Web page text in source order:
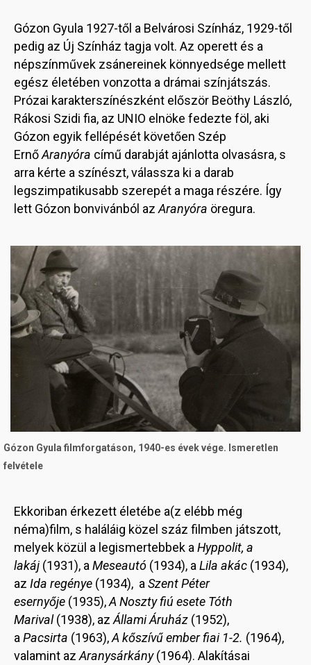
Gózon Gyula 1927-től a Belvárosi Színház, 1929-től
pedig az Új Színház tagja volt. Az operett és a
népszínművek zsánereinek könnyedsége mellett
egész életében vonzotta a drámai színjátszás.
Prózai karakterszínészként először Beöthy László,
Rákosi Szidi fia, az UNIO elnöke fedezte föl, aki
Gózon egyik fellépését követően Szép
ErnőAranyóra című darabját ajánlotta olvasásra, s
arra kérte a színészt, válassza ki a darab
legszimpatikusabb szerepét a maga részére. Így
lett Gózon bonvivánból az Aranyóra öregura.
Image
Gózon Gyula filmforgatáson, 1940-es évek vége. Ismeretlen
felvétele
Ekkoriban érkezett életébe a(z elébb még
néma)film, s haláláig közel száz filmben játszott,
melyek közül a legismertebbek a Hyppolit, a
lakáj (1931), a Meseautó (1934), a Lila akác (1934),
az Ida regénye (1934), a Szent Péter
esernyője (1935),A Noszty fiú esete Tóth
Marival(1938), az Állami Áruház (1952),
a Pacsirta (1963),A kőszívű ember fiai 1-2. (1964),
valamint az Aranysárkány(1964). Alakításai